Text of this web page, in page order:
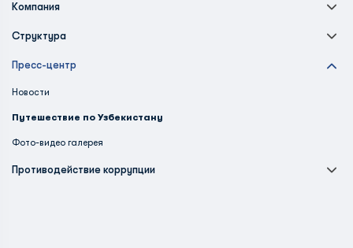
Компания
Структура
Пресс-центр
Новости
Путешествие по Узбекистану
Фото-видео галерея
Противодействие коррупции